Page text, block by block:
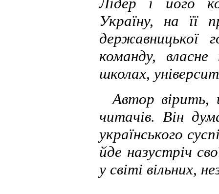
Україну, на її
державницької
команду,
школах,
Автор вірить,
читачів. Він
українського
йде назустріч
у світі вільних,